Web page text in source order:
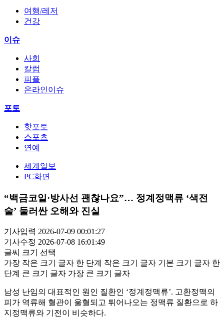
여행/레저
건강
이슈
사회
칼럼
피플
온라인이슈
포토
핫포토
스포츠
연예
세계일보
PC화면
“백금코일·방사선 괜찮나요”… 정계정맥류 ‘색전
술’ 둘러싼 오해와 진실
기사입력 2026-07-09 00:01:27
기사수정 2026-07-08 16:01:49
글씨 크기 선택
가장 작은 크기 글자 한 단계 작은 크기 글자 기본 크기 글자 한
단계 큰 크기 글자 가장 큰 크기 글자
남성 난임의 대표적인 원인 질환인 ‘정계정맥류’. 고환정맥의
피가 역류해 혈관이 울혈되고 튀어나오는 정맥류 질환으로 하
지정맥류와 기전이 비슷하다.